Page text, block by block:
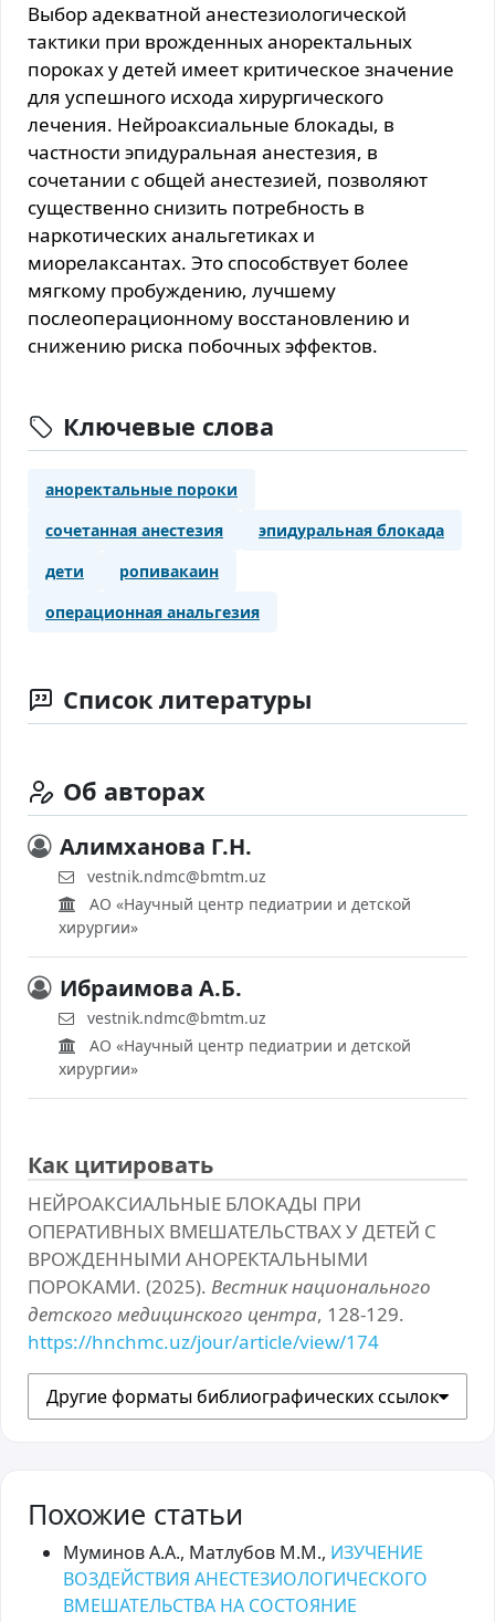
Выбор адекватной анестезиологической
тактики при врожденных аноректальных
пороках у детей имеет критическое значение
для успешного исхода хирургического
лечения. Нейроаксиальные блокады, в
частности эпидуральная анестезия, в
сочетании с общей анестезией, позволяют
существенно снизить потребность в
наркотических анальгетиках и
миорелаксантах. Это способствует более
мягкому пробуждению, лучшему
послеоперационному восстановлению и
снижению риска побочных эффектов.
Ключевые слова
аноректальные пороки
сочетанная анестезия
эпидуральная блокада
дети
ропивакаин
операционная анальгезия
Список литературы
Об авторах
Алимханова Г.Н.
vestnik.ndmc@bmtm.uz
АО «Научный центр педиатрии и детской
хирургии»
Ибраимова А.Б.
vestnik.ndmc@bmtm.uz
АО «Научный центр педиатрии и детской
хирургии»
Как цитировать
НЕЙРОАКСИАЛЬНЫЕ БЛОКАДЫ ПРИ
ОПЕРАТИВНЫХ ВМЕШАТЕЛЬСТВАХ У ДЕТЕЙ С
ВРОЖДЕННЫМИ АНОРЕКТАЛЬНЫМИ
ПОРОКАМИ. (2025). Вестник национального
детского медицинского центра, 128-129.
https://hnchmc.uz/jour/article/view/174
Другие форматы библиографических ссылок
Похожие статьи
Муминов А.А., Матлубов М.М., ИЗУЧЕНИЕ
ВОЗДЕЙСТВИЯ АНЕСТЕЗИОЛОГИЧЕСКОГО
ВМЕШАТЕЛЬСТВА НА СОСТОЯНИЕ